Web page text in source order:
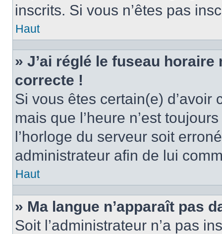
inscrits. Si vous n’êtes pas
Haut
» J’ai réglé le fuseau horaire
correcte !
Si vous êtes certain(e)
mais que l’heure n’est
l’horloge du serveur soit
administrateur afin de lui
Haut
» Ma langue n’apparaît pas
Soit l’administrateur n’a pas